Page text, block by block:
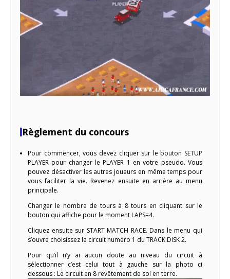
Règlement du concours
Pour commencer, vous devez cliquer sur le bouton SETUP
PLAYER pour changer le PLAYER 1 en votre pseudo. Vous
pouvez désactiver les autres joueurs en même temps pour
vous faciliter la vie. Revenez ensuite en arrière au menu
principale.
Changer le nombre de tours à 8 tours en cliquant sur le
bouton qui affiche pour le moment LAPS=4.
Cliquez ensuite sur START MATCH RACE. Dans le menu qui
s’ouvre choisissez le circuit numéro 1 du TRACK DISK 2.
Pour qu’il n’y ai aucun doute au niveau du circuit à
sélectionner c’est celui tout à gauche sur la photo ci
dessous : Le circuit en 8 revêtement de sol en terre.